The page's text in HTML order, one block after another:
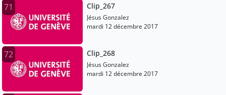
71 Clip_267
Jésus Gonzalez
mardi 12 décembre 2017
72 Clip_268
Jésus Gonzalez
mardi 12 décembre 2017